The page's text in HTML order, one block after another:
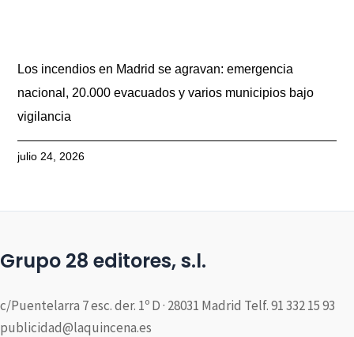
Los incendios en Madrid se agravan: emergencia
nacional, 20.000 evacuados y varios municipios bajo
vigilancia
julio 24, 2026
Grupo 28 editores, s.l.
c/Puentelarra 7 esc. der. 1º D · 28031 Madrid Telf. 91 332 15 93
publicidad@laquincena.es